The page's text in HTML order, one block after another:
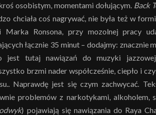
osobistym, momentami dołującym. Back
chciała coś nagrywać, nie była też w
Marka Ronsona, przy mozolnej pracy
łącznie 35 minut – dodajmy: znacznie
jest tutaj nawiązań do muzyki
brzmi nader współcześnie, ciepło i
Naprawdę jest się czym zachwycać.
problemów z narkotykami, alkoholem,
odwyk) pojawiają się nawiązania do Raya